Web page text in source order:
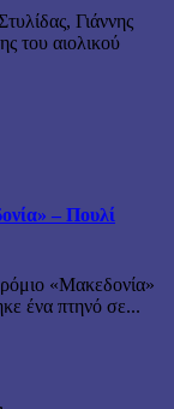
Γιάννης
του αιολικού
– Πουλί
«Μακεδονία»
ένα πτηνό σε...